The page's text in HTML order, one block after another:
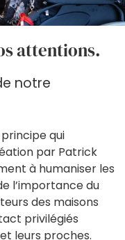
attentions.
notre
qui
par Patrick
à humaniser les
l’importance du
des maisons
privilégiés
leurs proches.